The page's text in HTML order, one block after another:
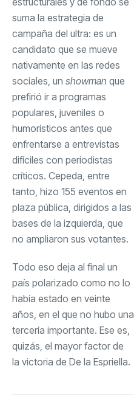
suma la estrategia de
campaña del ultra: es un
candidato que se mueve
nativamente en las redes
sociales, un showman que
prefirió ir a programas
populares, juveniles o
humorísticos antes que
enfrentarse a entrevistas
difíciles con periodistas
críticos. Cepeda, entre
tanto, hizo 155 eventos en
plaza pública, dirigidos a las
bases de la izquierda, que
no ampliaron sus votantes.
Todo eso deja al final un
país polarizado como no lo
había estado en veinte
años, en el que no hubo una
tercería importante. Ese es,
quizás, el mayor factor de
la victoria de De la Espriella.